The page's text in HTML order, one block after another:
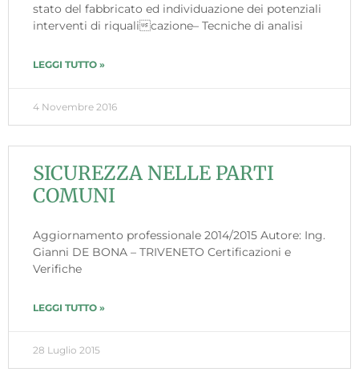
stato del fabbricato ed individuazione dei potenziali
interventi di riqualicazione– Tecniche di analisi
LEGGI TUTTO »
4 Novembre 2016
SICUREZZA NELLE PARTI
COMUNI
Aggiornamento professionale 2014/2015 Autore: Ing.
Gianni DE BONA – TRIVENETO Certificazioni e
Verifiche
LEGGI TUTTO »
28 Luglio 2015